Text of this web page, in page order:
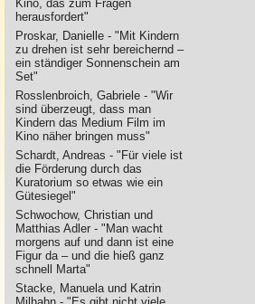
Kino, das zum Fragen
herausfordert"
Proskar, Danielle - "Mit Kindern
zu drehen ist sehr bereichernd –
ein ständiger Sonnenschein am
Set"
Rosslenbroich, Gabriele - "Wir
sind überzeugt, dass man
Kindern das Medium Film im
Kino näher bringen muss"
Schardt, Andreas - "Für viele ist
die Förderung durch das
Kuratorium so etwas wie ein
Gütesiegel"
Schwochow, Christian und
Matthias Adler - "Man wacht
morgens auf und dann ist eine
Figur da – und die hieß ganz
schnell Marta"
Stacke, Manuela und Katrin